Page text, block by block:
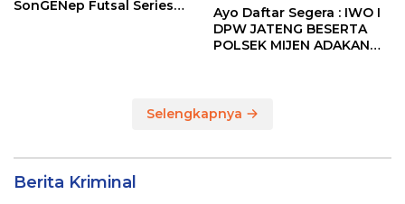
SonGENep Futsal Series
Ayo Daftar Segera : IWO I
DPW JATENG BESERTA
POLSEK MIJEN ADAKAN
Selengkapnya
Berita Kriminal